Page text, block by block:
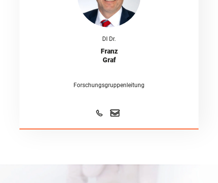
DI Dr.
Franz
Graf
Forschungsgruppenleitung